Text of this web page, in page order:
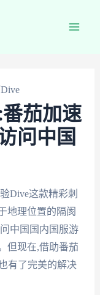
茄加速
问中国
Dive这款精彩刺
地理位置的隔阂
中国国内国服游
但现在,借助番茄
有了完美的解决